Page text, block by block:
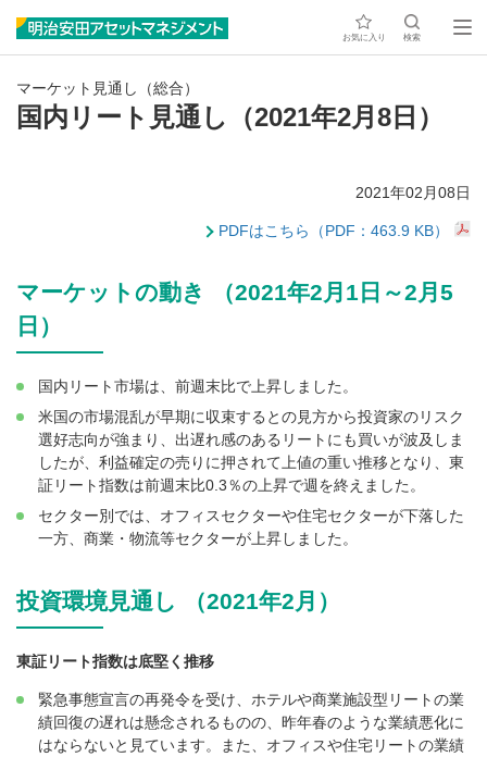
お気に入り 検索
マーケット見通し（総合）
国内リート見通し（2021年2月8日）
2021年02月08日
PDFはこちら（PDF：463.9 KB）
マーケットの動き （2021年2月1日～2月5
日）
国内リート市場は、前週末比で上昇しました。
米国の市場混乱が早期に収束するとの見方から投資家のリスク
選好志向が強まり、出遅れ感のあるリートにも買いが波及しま
したが、利益確定の売りに押されて上値の重い推移となり、東
証リート指数は前週末比0.3％の上昇で週を終えました。
セクター別では、オフィスセクターや住宅セクターが下落した
一方、商業・物流等セクターが上昇しました。
投資環境見通し （2021年2月）
東証リート指数は底堅く推移
緊急事態宣言の再発令を受け、ホテルや商業施設型リートの業
績回復の遅れは懸念されるものの、昨年春のような業績悪化に
はならないと見ています。また、オフィスや住宅リートの業績